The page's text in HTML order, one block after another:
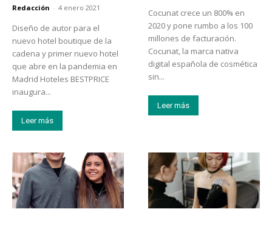
Redacción - 4 enero 2021
Diseño de autor para el
nuevo hotel boutique de la
cadena y primer nuevo hotel
que abre en la pandemia en
Madrid Hoteles BESTPRICE
inaugura...
Leer más
Cocunat crece un 800% en
2020 y pone rumbo a los 100
millones de facturación.
Cocunat, la marca nativa
digital española de cosmética
sin...
Leer más